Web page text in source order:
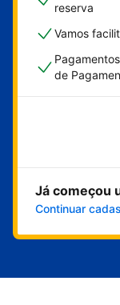
reserva
Vamos
de
Já começou
Continuar